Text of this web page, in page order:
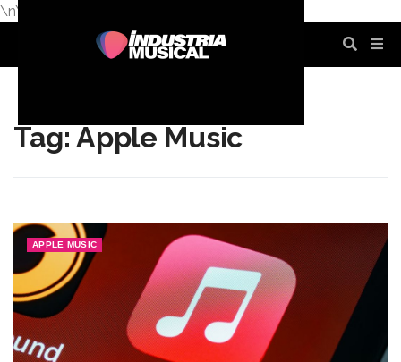
\n\n
Tag: Apple Music
APPLE MUSIC